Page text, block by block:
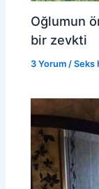
Oğlumun
bir zevkti
3 Yorum /Seks